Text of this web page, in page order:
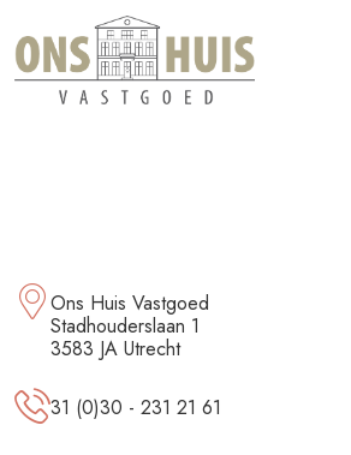
Ons Huis Vastgoed
Stadhouderslaan 1
3583 JA Utrecht
31 (0)30 - 231 21 61